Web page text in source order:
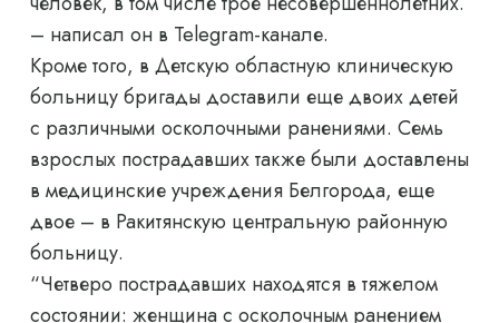
– написал он в Telegram-канале.
Кроме того, в Детскую областную клиническую
больницу бригады доставили еще двоих детей
с различными осколочными ранениями. Семь
взрослых пострадавших также были доставлены
в медицинские учреждения Белгорода, еще
двое – в Ракитянскую центральную районную
больницу.
“Четверо пострадавших находятся в тяжелом
состоянии: женщина с осколочным ранением